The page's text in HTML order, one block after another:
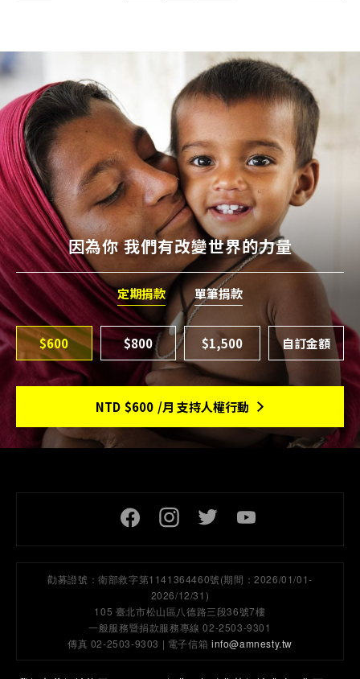
因為你 我們有改變世界的力量
定期捐款 單筆捐款
$600 $800 $1,500
NTD $600 /月 支持人權行動
頁尾社交連結
勸募證號：衛部救字第1141364460號(期間：2026/01/01-
2026/12/31)
105 臺北市松山區八德路三段36號7樓
一般服務暨捐款服務專線 02-2503-9301
傳真 02-2503-9303 | 電子信箱 info@amnesty.tw